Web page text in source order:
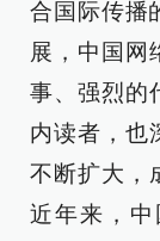
合国际传播
展，中国网
事、强烈的
内读者，也
不断扩大，
近年来，